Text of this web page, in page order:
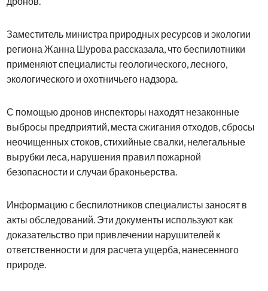
Заместитель министра природных ресурсов и экологии
региона Жанна Шурова рассказала, что беспилотники
применяют специалисты геологического, лесного,
экологического и охотничьего надзора.
С помощью дронов инспекторы находят незаконные
выбросы предприятий, места сжигания отходов, сбросы
неочищенных стоков, стихийные свалки, нелегальные
вырубки леса, нарушения правил пожарной
безопасности и случаи браконьерства.
Информацию с беспилотников специалисты заносят в
акты обследований. Эти документы используют как
доказательство при привлечении нарушителей к
ответственности и для расчета ущерба, нанесенного
природе.